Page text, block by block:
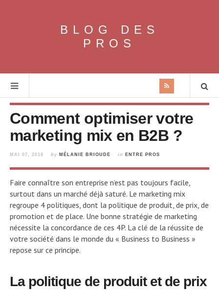
BLOG DES
PROS
Comment optimiser votre
marketing mix en B2B ?
MAI 07, 2018 by MÉLANIE BRIOUDE in ENTRE PROS
Faire connaître son entreprise n’est pas toujours facile,
surtout dans un marché déjà saturé. Le marketing mix
regroupe 4 politiques, dont la politique de produit, de prix, de
promotion et de place. Une bonne stratégie de marketing
nécessite la concordance de ces 4P. La clé de la réussite de
votre société dans le monde du « Business to Business »
repose sur ce principe.
La politique de produit et de prix